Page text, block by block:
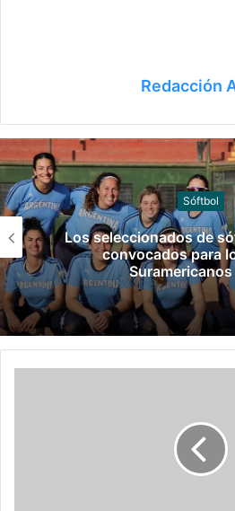
Redacción
Canotaje
Manuel Tripano se
panamericano de